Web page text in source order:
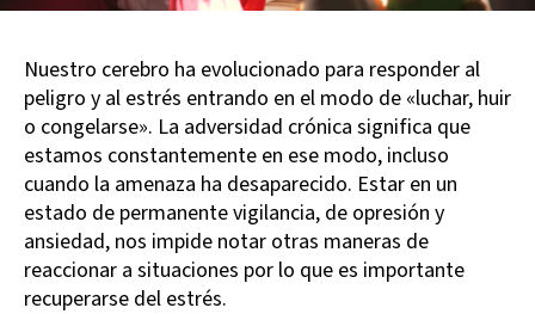
Nuestro cerebro ha evolucionado para responder al
peligro y al estrés entrando en el modo de «luchar, huir
o congelarse». La adversidad crónica significa que
estamos constantemente en ese modo, incluso
cuando la amenaza ha desaparecido. Estar en un
estado de permanente vigilancia, de opresión y
ansiedad, nos impide notar otras maneras de
reaccionar a situaciones por lo que es importante
recuperarse del estrés.